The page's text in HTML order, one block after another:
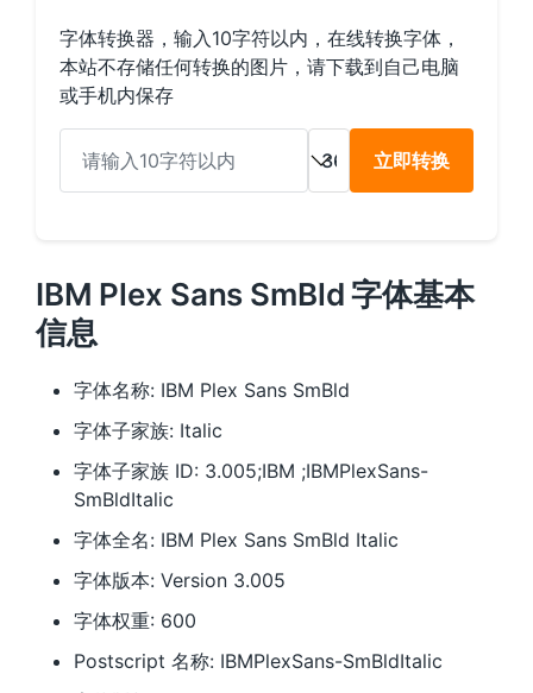
字体转换器，输入10字符以内，在线转换字体，
本站不存储任何转换的图片，请下载到自己电脑
或手机内保存
立即转换
IBM Plex Sans SmBld 字体基本
信息
字体名称: IBM Plex Sans SmBld
字体子家族: Italic
字体子家族 ID: 3.005;IBM ;IBMPlexSans-
SmBldItalic
字体全名: IBM Plex Sans SmBld Italic
字体版本: Version 3.005
字体权重: 600
Postscript 名称: IBMPlexSans-SmBldItalic